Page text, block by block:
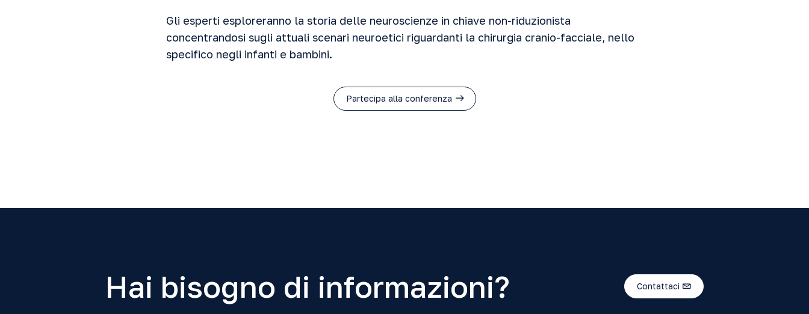
Gli esperti esploreranno la storia delle neuroscienze in chiave non-riduzionista
concentrandosi sugli attuali scenari neuroetici riguardanti la chirurgia cranio-facciale, nello
specifico negli infanti e bambini.
Partecipa alla conferenza
Hai bisogno di informazioni? Contattaci